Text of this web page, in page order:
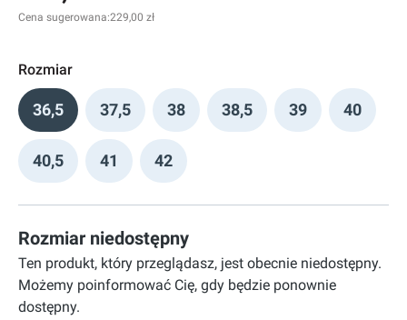
Cena sugerowana:229,00 zł
Rozmiar
36,5 37,5 38 38,5 39 40
40,5 41 42
Rozmiar niedostępny
Ten produkt, który przeglądasz, jest obecnie niedostępny.
Możemy poinformować Cię, gdy będzie ponownie
dostępny.